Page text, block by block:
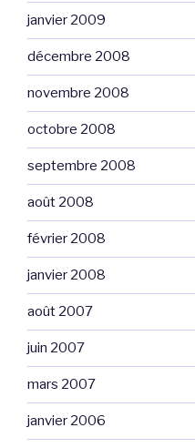
janvier 2009
décembre 2008
novembre 2008
octobre 2008
septembre 2008
août 2008
février 2008
janvier 2008
août 2007
juin 2007
mars 2007
janvier 2006